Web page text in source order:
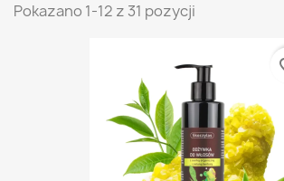
Pokazano 1-12 z 31 pozycji